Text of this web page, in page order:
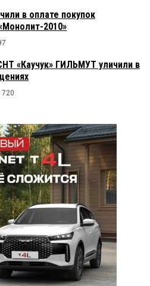
в оплате покупок
2010»
«Каучук» ГИЛЬМУТ уличили в